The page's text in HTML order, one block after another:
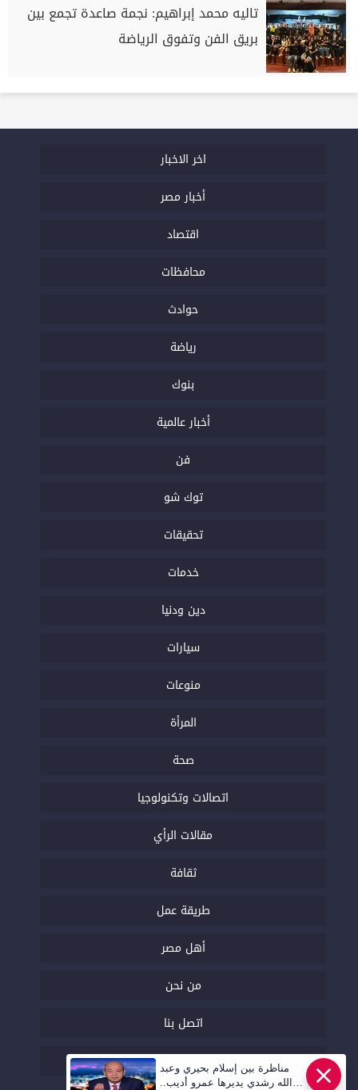
تاليه محمد إبراهيم: نجمة صاعدة تجمع بين
بريق الفن وتفوق الرياضة
اخر الاخبار
أخبار مصر
اقتصاد
محافظات
حوادث
رياضة
بنوك
أخبار عالمية
فن
توك شو
تحقيقات
خدمات
دين ودنيا
سيارات
منوعات
المرأة
صحة
اتصالات وتكنولوجيا
مقالات الرأي
ثقافة
طريقة عمل
أهل مصر
من نحن
اتصل بنا
السياسة التحريرية
مناظرة بين إسلام بحيري وعبد
الله رشدي يديرها عمرو أديب..